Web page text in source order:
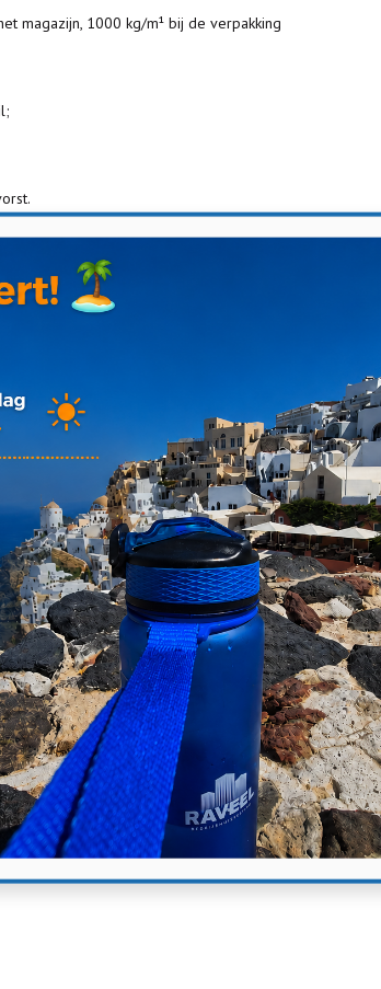
magazijn, 1000 kg/m¹ bij de verpakking
m².
gekeurd en werkend opgeleverd.
is Raveel Bedrijfsmakelaardij niet
vermeld staan. Aan deze gegevens
loading docks, overheaddeuren,